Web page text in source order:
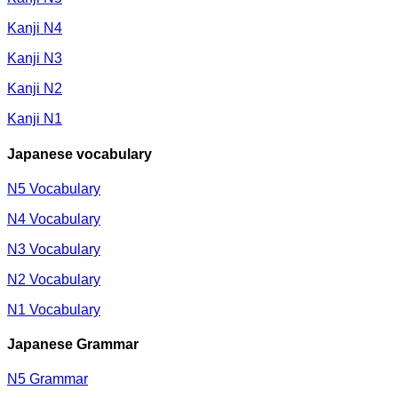
Kanji N4
Kanji N3
Kanji N2
Kanji N1
Japanese vocabulary
N5 Vocabulary
N4 Vocabulary
N3 Vocabulary
N2 Vocabulary
N1 Vocabulary
Japanese Grammar
N5 Grammar